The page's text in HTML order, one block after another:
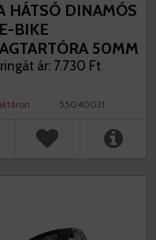
HÁTSÓ DINAMÓS
BIKE
50MM
AXA
ár: 7.730 Ft
55040031